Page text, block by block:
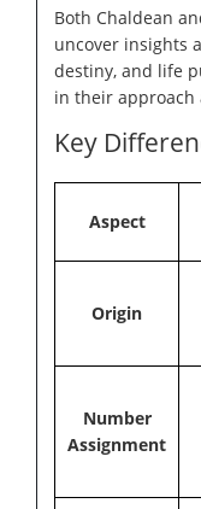
Both Chaldean
uncover insights
destiny, and life
in their
Key
Aspect
Origin
Number
Assignment